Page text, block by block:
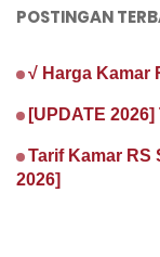
POSTINGAN
√ Harga Kamar
[UPDATE
Tarif Kamar RS
2026]